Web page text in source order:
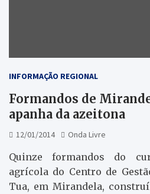
INFORMAÇÃO REGIONAL
Formandos de
apanha da azeitona
12/01/2014 Onda Livre
Quinze formandos do
agrícola do Centro de
Tua, em Mirandela,